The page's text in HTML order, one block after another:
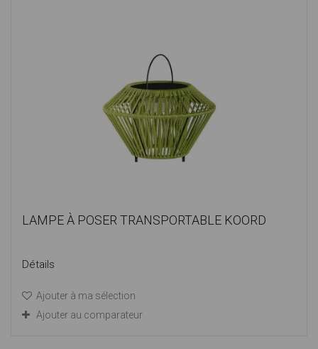
LAMPE À POSER TRANSPORTABLE KOORD
Détails
Ajouter à ma sélection
Ajouter au comparateur